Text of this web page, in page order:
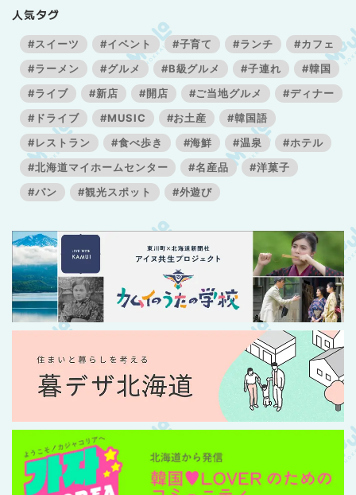
人気タグ
#スイーツ #イベント #子育て #ランチ
#カフェ
#ラーメン
#グルメ #B級グルメ #子連れ
#韓国
#ライブ
#新店 #開店 #ご当地グルメ
#ディナー
#ドライブ
#MUSIC #お土産
#韓国語
#レストラン
#食べ歩き #海鮮 #温泉
#ホテル
#北海道マイホームセンター
#名産品
#洋菓子
#パン
#観光スポット #外遊び